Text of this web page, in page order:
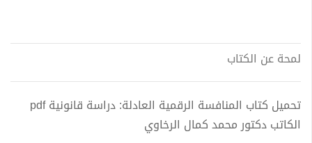
لمحة عن الكتاب
تحميل كتاب المنافسة الرقمية العادلة: دراسة قانونية pdf
الكاتب دكتور محمد كمال الرخاوي